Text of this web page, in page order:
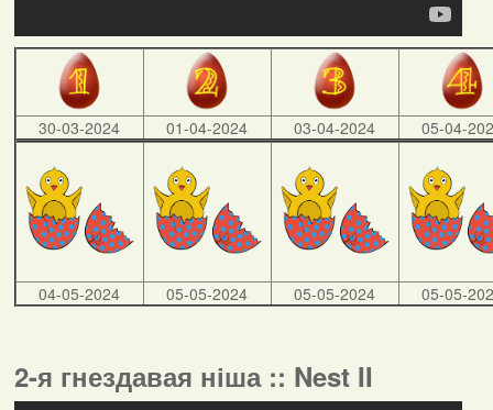
30-03-2024 01-04-2024 03-04-2024 05-04-
04-05-2024 05-05-2024 05-05-2024 05-05-
2-я гнездавая ніша :: Nest II